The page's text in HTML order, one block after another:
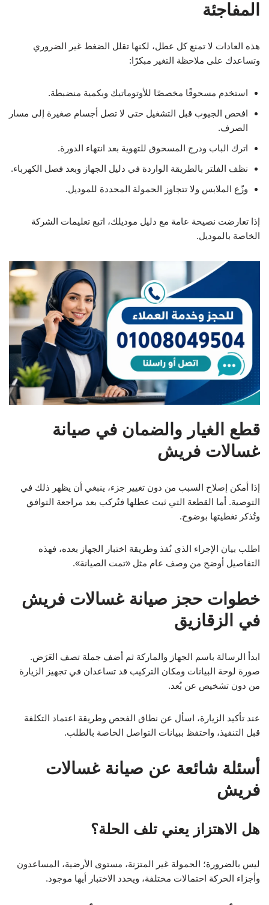
المفاجئة
هذه العادات لا تمنع كل عطل، لكنها تقلل الضغط غير الضروري
وتساعدك على ملاحظة التغير مبكرًا:
استخدم مسحوقًا مخصصًا للأوتوماتيك وبكمية منضبطة.
افحص الجيوب قبل التشغيل حتى لا تصل أجسام صغيرة إلى مسار
الصرف.
اترك الباب ودرج المسحوق للتهوية بعد انتهاء الدورة.
نظف الفلتر بالطريقة الواردة في دليل الجهاز وبعد فصل الكهرباء.
وزّع الملابس ولا تتجاوز الحمولة المحددة للموديل.
إذا تعارضت نصيحة عامة مع دليل موديلك، اتبع تعليمات الشركة
الخاصة بالموديل.
قطع الغيار والضمان في صيانة
غسالات فريش
إذا أمكن إصلاح السبب من دون تغيير جزء، ينبغي أن يظهر ذلك في
التوصية. أما القطعة التي ثبت عطلها فتُركب بعد مراجعة التوافق
وتُذكر تغطيتها بوضوح.
اطلب بيان الإجراء الذي نُفذ وطريقة اختبار الجهاز بعده، فهذه
التفاصيل أوضح من وصف عام مثل «تمت الصيانة».
خطوات حجز صيانة غسالات فريش
في الزقازيق
ابدأ الرسالة باسم الجهاز والماركة ثم أضف جملة تصف العَرَض.
صورة لوحة البيانات ومكان التركيب قد تساعدان في تجهيز الزيارة
من دون تشخيص عن بُعد.
عند تأكيد الزيارة، اسأل عن نطاق الفحص وطريقة اعتماد التكلفة
قبل التنفيذ، واحتفظ ببيانات التواصل الخاصة بالطلب.
أسئلة شائعة عن صيانة غسالات
فريش
هل الاهتزاز يعني تلف الحلة؟
ليس بالضرورة؛ الحمولة غير المتزنة، مستوى الأرضية، المساعدون
وأجزاء الحركة احتمالات مختلفة، ويحدد الاختبار أيها موجود.